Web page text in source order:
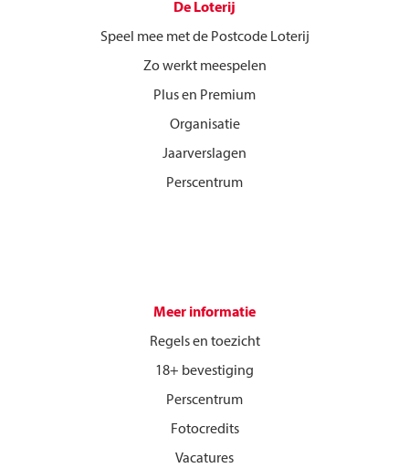
De Loterij
Speel mee met de Postcode Loterij
Zo werkt meespelen
Plus en Premium
Organisatie
Jaarverslagen
Perscentrum
Meer informatie
Regels en toezicht
18+ bevestiging
Perscentrum
Fotocredits
Vacatures